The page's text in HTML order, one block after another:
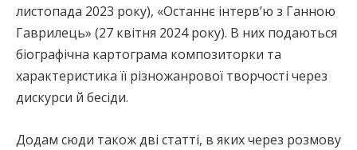
листопада 2023 року), «Останнє інтерв’ю з Ганною
Гаврилець» (27 квітня 2024 року). В них подаються
біографічна картограма композиторки та
характеристика її різножанрової творчості через
дискурси й бесіди.
Додам сюди також дві статті, в яких через розмову